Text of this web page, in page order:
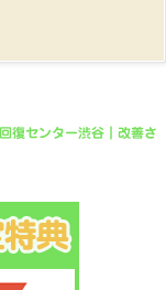
復センター渋谷｜改善さ